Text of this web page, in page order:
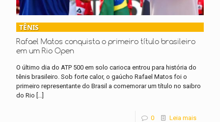
TÊNIS
Rafael Matos conquista o primeiro título brasileiro
em um Rio Open
O último dia do ATP 500 em solo carioca entrou para história do
tênis brasileiro. Sob forte calor, o gaúcho Rafael Matos foi o
primeiro representante do Brasil a comemorar um título no saibro
do Rio […]
0 Leia mais